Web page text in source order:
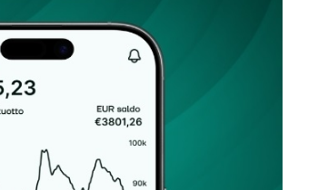
Sähköpostiosoitteesi